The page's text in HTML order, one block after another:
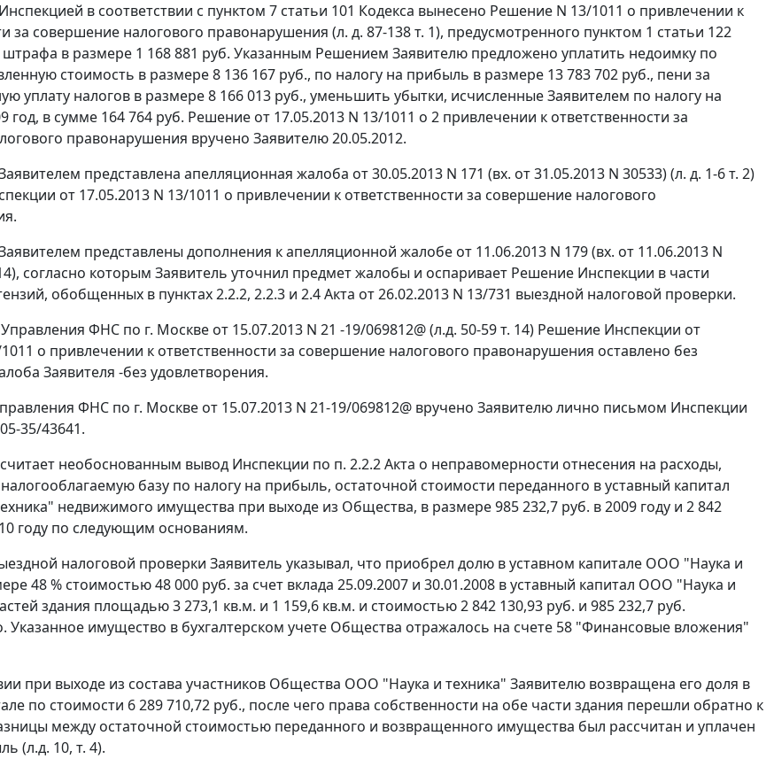
в соответствии с пунктом 7 статьи 101 Кодекса вынесено Решение N 13/1011 о привлечении к
за совершение налогового правонарушения (л. д. 87-138 т. 1), предусмотренного пунктом 1 статьи 122
штрафа в размере 1 168 881 руб. Указанным Решением Заявителю предложено уплатить недоимку по
стоимость в размере 8 136 167 руб., по налогу на прибыль в размере 13 783 702 руб., пени за
уплату налогов в размере 8 166 013 руб., уменьшить убытки, исчисленные Заявителем по налогу на
год, в сумме 164 764 руб. Решение от 17.05.2013 N 13/1011 о 2 привлечении к ответственности за
правонарушения вручено Заявителю 20.05.2012.
представлена апелляционная жалоба от 30.05.2013 N 171 (вх. от 31.05.2013 N 30533) (л. д. 1-6 т. 2)
от 17.05.2013 N 13/1011 о привлечении к ответственности за совершение налогового
представлены дополнения к апелляционной жалобе от 11.06.2013 N 179 (вх. от 11.06.2013 N
согласно которым Заявитель уточнил предмет жалобы и оспаривает Решение Инспекции в части
обобщенных в пунктах 2.2.2, 2.2.3 и 2.4 Акта от 26.02.2013 N 13/731 выездной налоговой проверки.
ФНС по г. Москве от 15.07.2013 N 21 -19/069812@ (л.д. 50-59 т. 14) Решение Инспекции от
о привлечении к ответственности за совершение налогового правонарушения оставлено без
Заявителя -без удовлетворения.
ФНС по г. Москве от 15.07.2013 N 21-19/069812@ вручено Заявителю лично письмом Инспекции
35/43641.
необоснованным вывод Инспекции по п. 2.2.2 Акта о неправомерности отнесения на расходы,
базу по налогу на прибыль, остаточной стоимости переданного в уставный капитал
недвижимого имущества при выходе из Общества, в размере 985 232,7 руб. в 2009 году и 2 842
году по следующим основаниям.
налоговой проверки Заявитель указывал, что приобрел долю в уставном капитале ООО "Наука и
48 % стоимостью 48 000 руб. за счет вклада 25.09.2007 и 30.01.2008 в уставный капитал ООО "Наука и
здания площадью 3 273,1 кв.м. и 1 159,6 кв.м. и стоимостью 2 842 130,93 руб. и 985 232,7 руб.
Указанное имущество в бухгалтерском учете Общества отражалось на счете 58 "Финансовые вложения"
при выходе из состава участников Общества ООО "Наука и техника" Заявителю возвращена его доля в
по стоимости 6 289 710,72 руб., после чего права собственности на обе части здания перешли обратно к
между остаточной стоимостью переданного и возвращенного имущества был рассчитан и уплачен
(л.д. 10, т. 4).